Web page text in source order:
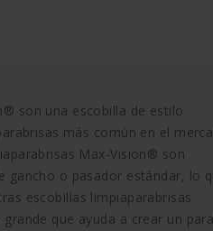
son una escobilla de estilo
más común en el
Max-Vision® son
gancho o pasador estándar, lo
escobillas limpiaparabrisas
que ayuda a crear un